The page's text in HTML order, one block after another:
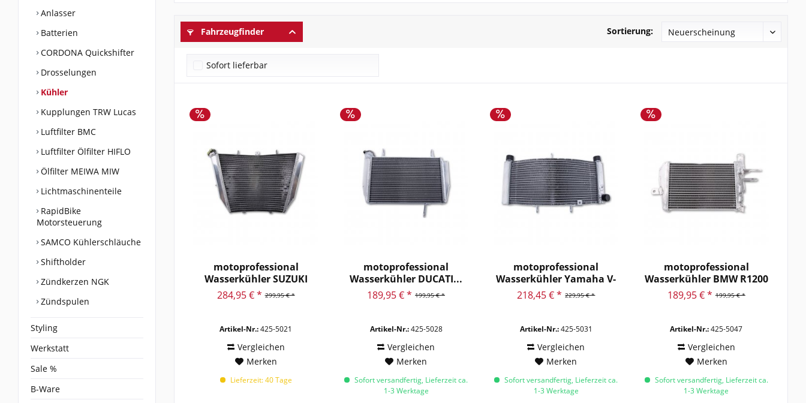
Anlasser
Batterien
CORDONA Quickshifter
Drosselungen
Kühler
Kupplungen TRW Lucas
Luftfilter BMC
Luftfilter Ölfilter HIFLO
Ölfilter MEIWA MIW
Lichtmaschinenteile
RapidBike
Motorsteuerung
SAMCO Kühlerschläuche
Shiftholder
Zündkerzen NGK
Zündspulen
Styling
Werkstatt
Sale %
B-Ware
Fahrzeugfinder Sortierung:
Sofort lieferbar
motoprofessional
Wasserkühler SUZUKI
GSX-R1000...
299,95 € *
284,95 € *
Artikel-Nr.:425-5021
Vergleichen
Merken
Lieferzeit: 40 Tage
motoprofessional
Wasserkühler DUCATI...
199,95 € *
189,95 € *
Artikel-Nr.:425-5028
Vergleichen
Merken
Sofort versandfertig, Lieferzeit ca.
1-3 Werktage
motoprofessional
Wasserkühler Yamaha V-
MAX 1700...
229,95 € *
218,45 € *
Artikel-Nr.:425-5031
Vergleichen
Merken
Sofort versandfertig, Lieferzeit ca.
1-3 Werktage
motoprofessional
Wasserkühler BMW R1200
GS/RT,...199,95 € *
189,95 € *
Artikel-Nr.:425-5047
Vergleichen
Merken
Sofort versandfertig, Lieferzeit ca.
1-3 Werktage